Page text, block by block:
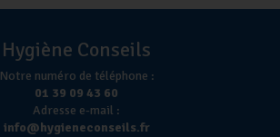
Hygiène Conseils
Notre numéro de téléphone :
01 39 09 43 60
Adresse e-mail :
info@hygieneconseils.fr